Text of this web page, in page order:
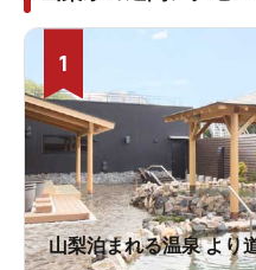
1
山梨泊まれる温泉 より